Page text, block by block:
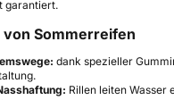
garantiert.
von Sommerreifen
dank spezieller
Rillen leiten Wasser